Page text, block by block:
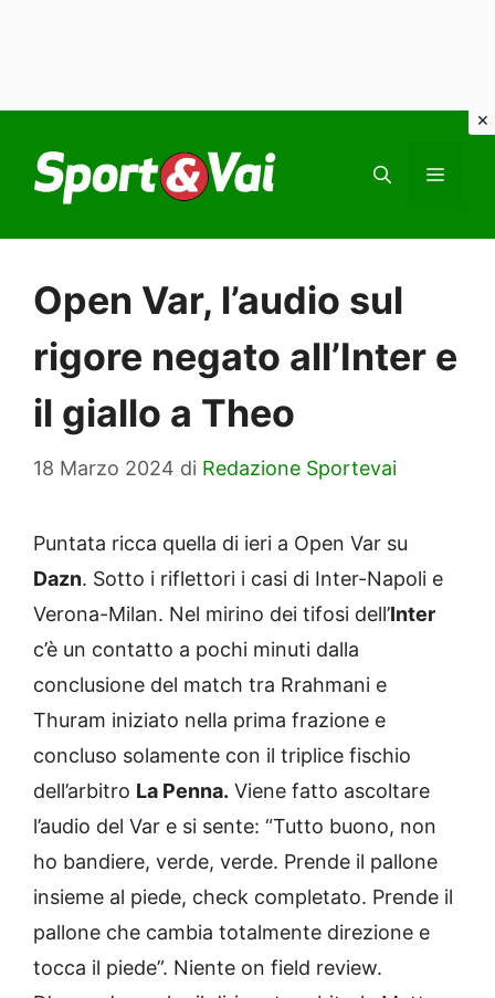
contenuto
Open Var, l’audio sul
rigore negato all’Inter e
il giallo a Theo
18 Marzo 2024 di Redazione Sportevai
Puntata ricca quella di ieri a Open Var su
Dazn. Sotto i riflettori i casi di Inter-Napoli e
Verona-Milan. Nel mirino dei tifosi dell’Inter
c’è un contatto a pochi minuti dalla
conclusione del match tra Rrahmani e
Thuram iniziato nella prima frazione e
concluso solamente con il triplice fischio
dell’arbitro La Penna. Viene fatto ascoltare
l’audio del Var e si sente: “Tutto buono, non
ho bandiere, verde, verde. Prende il pallone
insieme al piede, check completato. Prende il
pallone che cambia totalmente direzione e
tocca il piede”. Niente on field review.